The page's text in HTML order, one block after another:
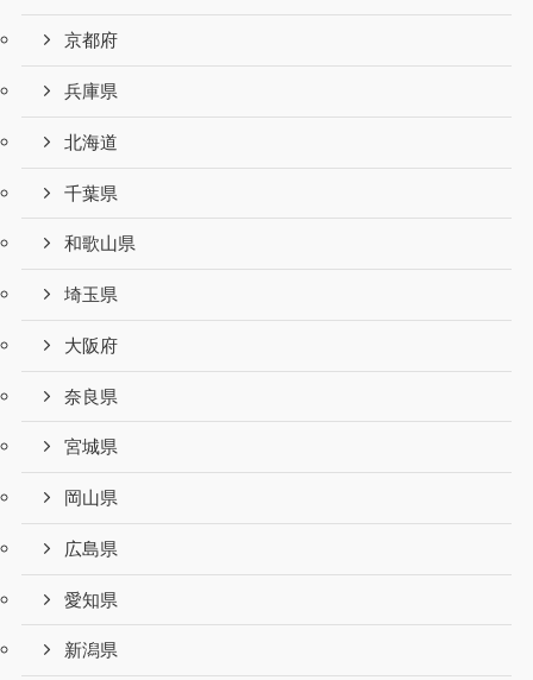
京都府
兵庫県
北海道
千葉県
和歌山県
埼玉県
大阪府
奈良県
宮城県
岡山県
広島県
愛知県
新潟県